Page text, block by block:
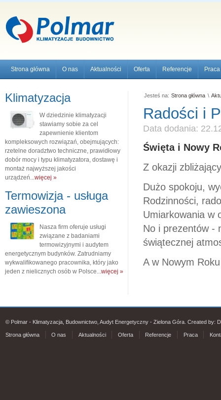
Strona główna O nas Aktualności Oferta Referencje Praca
Klimatyzacja
W dziedzinie klimatyzacji
stawiamy sobie za cel
zapewnienie klientom
kompleksowych rozwiązań, obejmujących:
rzetelne doradztwo techniczne, prawidłowy
dobór mocy i typu klimatyzatora, dostawę i
montaż najwyższej jakości
urządzeń...więcej »
Termowizja - usługa
zawieszona
Nasza firm oferuje usługi
związane z badaniami
termowizyjnymi i audytem
energetycznym budynków. Zatrudniamy
wykwalifikowanego pracownika, który jako
jeden z nielicznych osób w Polsce...więcej »
Jesteś na: Strona główna \
Radości i
Data dodania:
Święta i Nowy
Z okazji
Dużo spokoju,
Rodzinności,
Umiarkowania w
No i prezentów -
świątecznej
A w Nowym
© Polmar - Klimatyzacja, Budownictwo, Audyt Energetyczny - Zielona Góra. Created by:
Strona główna O nas Aktualności Oferta Referencje Praca